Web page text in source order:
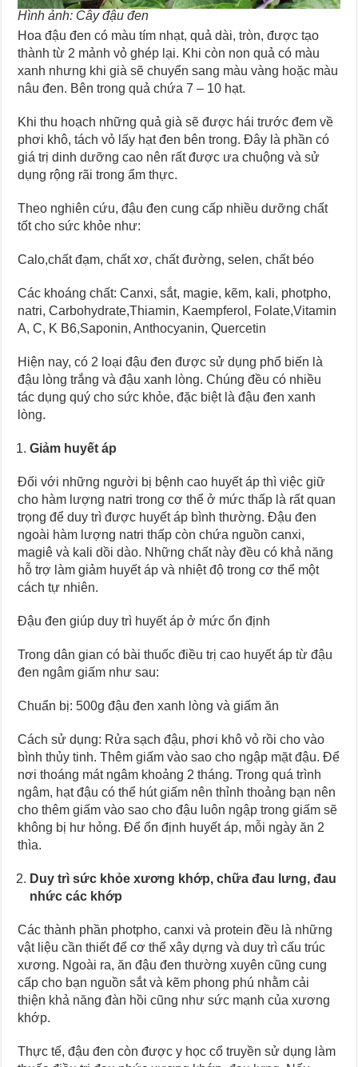
Hình ảnh: Cây đậu đen
Hoa đậu đen có màu tím nhạt, quả dài, tròn, được tạo
thành từ 2 mảnh vỏ ghép lại. Khi còn non quả có màu
xanh nhưng khi già sẽ chuyển sang màu vàng hoặc màu
nâu đen. Bên trong quả chứa 7 – 10 hạt.
Khi thu hoạch những quả già sẽ được hái trước đem về
phơi khô, tách vỏ lấy hạt đen bên trong. Đây là phần có
giá trị dinh dưỡng cao nên rất được ưa chuộng và sử
dụng rộng rãi trong ẩm thực.
Theo nghiên cứu, đậu đen cung cấp nhiều dưỡng chất
tốt cho sức khỏe như:
Calo,chất đạm, chất xơ, chất đường, selen, chất béo
Các khoáng chất: Canxi, sắt, magie, kẽm, kali, photpho,
natri, Carbohydrate,Thiamin, Kaempferol, Folate,Vitamin
A, C, K B6,Saponin, Anthocyanin, Quercetin
Hiện nay, có 2 loại đậu đen được sử dụng phổ biến là
đậu lòng trắng và đậu xanh lòng. Chúng đều có nhiều
tác dụng quý cho sức khỏe, đặc biệt là đậu đen xanh
lòng.
Giảm huyết áp
Đối với những người bị bệnh cao huyết áp thì việc giữ
cho hàm lượng natri trong cơ thể ở mức thấp là rất quan
trọng để duy trì được huyết áp bình thường. Đậu đen
ngoài hàm lượng natri thấp còn chứa nguồn canxi,
magiê và kali dồi dào. Những chất này đều có khả năng
hỗ trợ làm giảm huyết áp và nhiệt độ trong cơ thể một
cách tự nhiên.
Đậu đen giúp duy trì huyết áp ở mức ổn định
Trong dân gian có bài thuốc điều trị cao huyết áp từ đậu
đen ngâm giấm như sau:
Chuẩn bị: 500g đậu đen xanh lòng và giấm ăn
Cách sử dụng: Rửa sạch đậu, phơi khô vỏ rồi cho vào
bình thủy tinh. Thêm giấm vào sao cho ngập mặt đậu. Để
nơi thoáng mát ngâm khoảng 2 tháng. Trong quá trình
ngâm, hạt đậu có thể hút giấm nên thỉnh thoảng bạn nên
cho thêm giấm vào sao cho đậu luôn ngập trong giấm sẽ
không bị hư hỏng. Để ổn định huyết áp, mỗi ngày ăn 2
thìa.
Duy trì sức khỏe xương khớp, chữa đau lưng, đau
nhức các khớp
Các thành phần photpho, canxi và protein đều là những
vật liệu cần thiết để cơ thể xây dựng và duy trì cấu trúc
xương. Ngoài ra, ăn đậu đen thường xuyên cũng cung
cấp cho bạn nguồn sắt và kẽm phong phú nhằm cải
thiện khả năng đàn hồi cũng như sức mạnh của xương
khớp.
Thực tế, đậu đen còn được y học cổ truyền sử dụng làm